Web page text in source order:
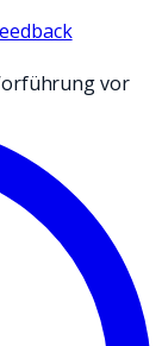
vor